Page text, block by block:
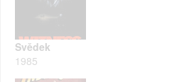
Svědek
1985